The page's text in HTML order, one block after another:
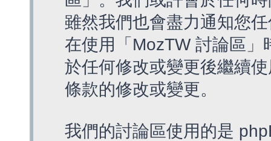
雖然我們也會盡力通知您
在使用「MozTW 討論區
於任何修改或變更後繼續
條款的修改或變更。
我們的討論區使用的是